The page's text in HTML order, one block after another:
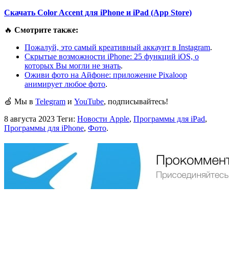
Скачать Color Accent для iPhone и iPad (App Store)
🔥 Смотрите также:
Пожалуй, это самый креативный аккаунт в Instagram.
Скрытые возможности iPhone: 25 функций iOS, о
которых Вы могли не знать.
Оживи фото на Айфоне: приложение Pixaloop
анимирует любое фото.
🍏 Мы в Telegram и YouTube, подписывайтесь!
8 августа 2023 Теги: Новости Apple, Программы для iPad,
Программы для iPhone, Фото.